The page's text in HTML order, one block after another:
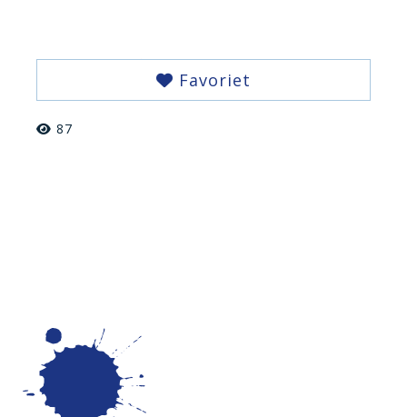
Favoriet
87